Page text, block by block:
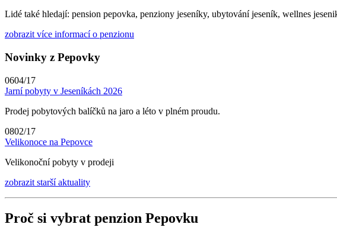
Lidé také hledají: pension pepovka, penziony jeseníky, ubytování jeseník, wellnes
zobrazit více informací o penzionu
Novinky z Pepovky
0604/17
Jarní pobyty v Jeseníkách 2026
Prodej pobytových balíčků na jaro a léto v plném proudu.
0802/17
Velikonoce na Pepovce
Velikonoční pobyty v prodeji
zobrazit starší aktuality
Proč si vybrat penzion Pepovku